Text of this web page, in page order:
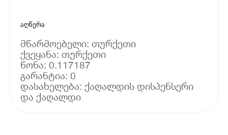
აღწერა
მწარმოებელი: თურქეთი
ქვეყანა: თურქეთი
წონა: 0.117187
გარანტია: 0
დასახელება: ქაღალდის დისპენსერი